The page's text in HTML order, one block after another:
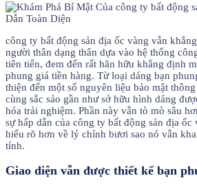
công ty bất động sản địa ốc vàng vẫn
người thân dạng thân dựa vào hệ thống
tiên tiến, đem đến rất hãn hữu khẳng định
phung giá tiền hàng. Từ loại dáng bạn
thiện đến một số nguyên liệu bảo mật
cùng sắc sảo gần như sở hữu hình dáng
hóa trải nghiệm. Phần này vẫn tò mò sâu
sự hấp dẫn của công ty bất động sản địa
hiểu rõ hơn về lý chính bươi sao nó vẫn
tính.
Giao diện vẫn được thiết kế bạn